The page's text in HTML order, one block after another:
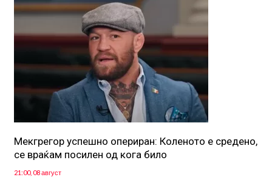
Мекгрегор успешно опериран: Коленото е средено,
се враќам посилен од кога било
21:00, 08 август